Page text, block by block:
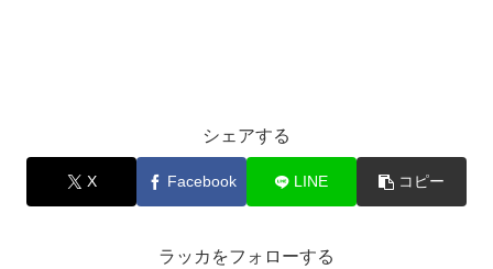
シェアする
X Facebook LINE コピー
ラッカをフォローする